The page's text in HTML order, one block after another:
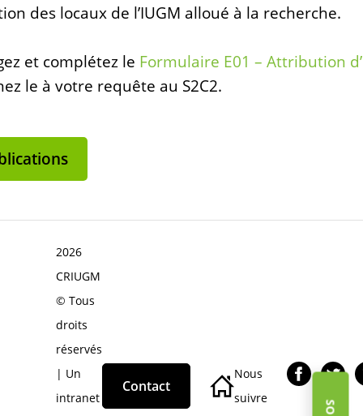
des locaux de l’IUGM alloué à la recherche.
et complétez le Formulaire E01 – Attribution
le à votre requête au S2C2.
2026
CRIUGM
© Tous
droits
réservés
| Un
intranet
Contact
Nous
suivre